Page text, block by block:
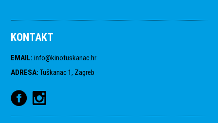
KONTAKT
EMAIL: info@kinotuskanac.hr
ADRESA: Tuškanac 1, Zagreb